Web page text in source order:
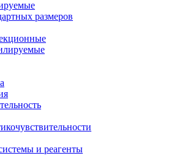
размеров
и реагенты